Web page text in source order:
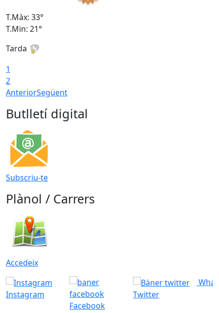
T.Màx: 33°
T.Min: 21°
Tarda
1
2
AnteriorSegüent
Butlletí digital
Subscriu-te
Plànol / Carrers
Accedeix
Instagram
Facebook
Twitter